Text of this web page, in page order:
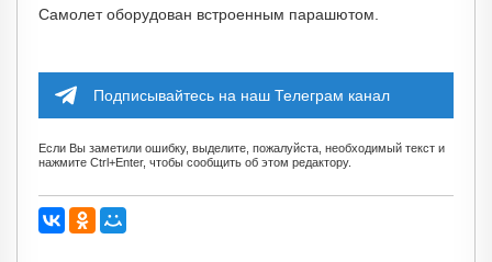
Самолет оборудован встроенным парашютом.
Подписывайтесь на наш Телеграм канал
Если Вы заметили ошибку, выделите, пожалуйста, необходимый текст и
нажмите Ctrl+Enter, чтобы сообщить об этом редактору.